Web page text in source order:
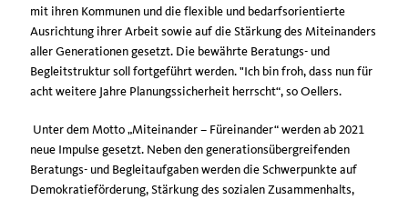
mit ihren Kommunen und die flexible und bedarfsorientierte
Ausrichtung ihrer Arbeit sowie auf die Stärkung des Miteinanders
aller Generationen gesetzt. Die bewährte Beratungs- und
Begleitstruktur soll fortgeführt werden. "Ich bin froh, dass nun für
acht weitere Jahre Planungssicherheit herrscht“, so Oellers.
Unter dem Motto „Miteinander – Füreinander“ werden ab 2021
neue Impulse gesetzt. Neben den generationsübergreifenden
Beratungs- und Begleitaufgaben werden die Schwerpunkte auf
Demokratieförderung, Stärkung des sozialen Zusammenhalts,